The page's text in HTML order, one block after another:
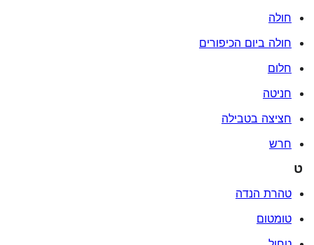
חולה
חולה ביום הכיפורים
חלום
חניטה
חציצה בטבילה
חרש
ט
טהרת הנדה
טומטום